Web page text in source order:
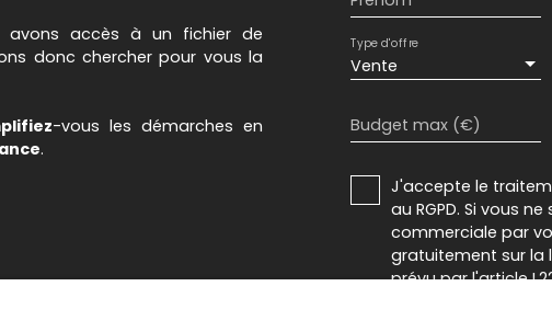
avons accès à un fichier de
donc chercher pour vous la
-vous les démarches en
.
Vente
Type d'offre
Budget max (€)
J'accepte le
au RGPD. Si vous
commerciale par
gratuitement sur la
prévu par l'article